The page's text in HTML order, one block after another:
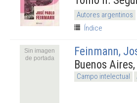
Autores argentinos
Índice
Sin imagen
de portada
Feinmann,
Buenos
Campo intelectual